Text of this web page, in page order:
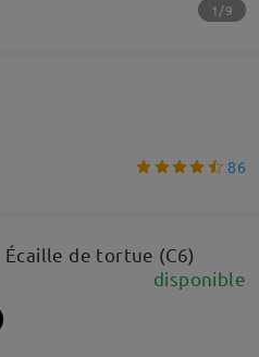
1/9
86
Écaille de tortue (C6)
disponible